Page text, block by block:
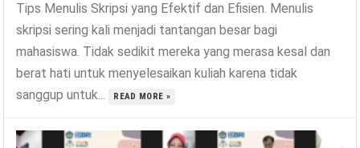
Tips Menulis Skripsi yang Efektif dan Efisien. Menulis
skripsi sering kali menjadi tantangan besar bagi
mahasiswa. Tidak sedikit mereka yang merasa kesal dan
berat hati untuk menyelesaikan kuliah karena tidak
sanggup untuk...
READ MORE »